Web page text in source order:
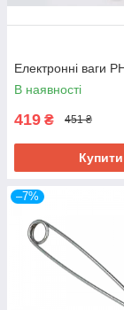
Електронні ваги
В наявності
419 ₴ 451 ₴
Купити
–7%